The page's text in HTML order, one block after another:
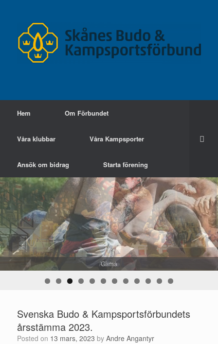
Hem Om Förbundet
Våra klubbar Våra Kampsporter
Ansök om bidrag Starta förening
Glima
0 1 2
Svenska Budo & Kampsportsförbundets
årsstämma 2023.
Posted on 13 mars, 2023 by Andre Angantyr